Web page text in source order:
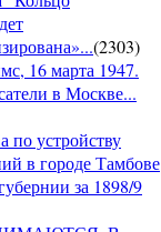
(2303)
16 марта 1947.
в Москве...
по устройству
в городе Тамбове
за 1898/9